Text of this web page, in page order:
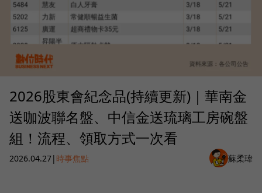
2026股東會紀念品(持續更新)｜華南金
送咖波聯名盤、中信金送琉璃工房碗盤
組！流程、領取方式一次看
2026.04.27| 時事焦點 蘇柔瑋